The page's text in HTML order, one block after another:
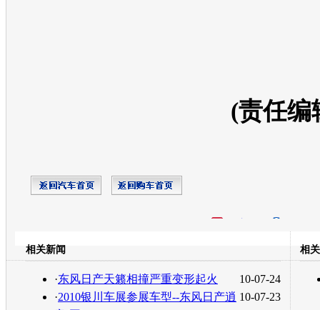
(责任编
转发至：
相关新闻
10-07-24
·东风日产天籁相撞严重变形起火
10-07-23
·2010银川车展参展车型--东风日产逍
相